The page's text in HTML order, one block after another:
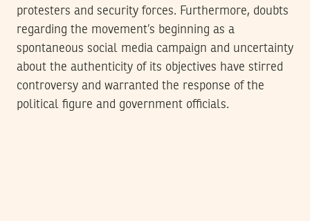
protesters and security forces. Furthermore, doubts
regarding the movement’s beginning as a
spontaneous social media campaign and uncertainty
about the authenticity of its objectives have stirred
controversy and warranted the response of the
political figure and government officials.